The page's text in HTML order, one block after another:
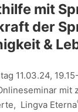
mit
der
&
11.03.24,
mit
Lingva Eterna